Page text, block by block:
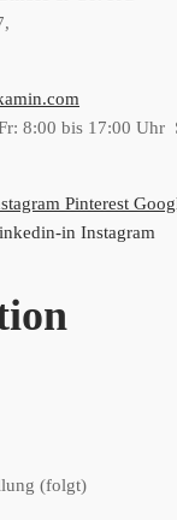
8:00 bis 17:00 Uhr
Pinterest
in Instagram
(folgt)